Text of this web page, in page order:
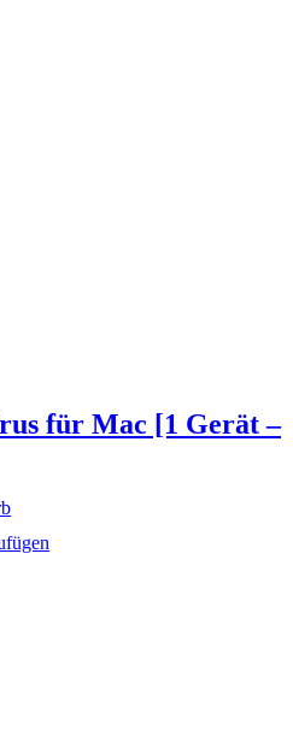
für Mac [1 Gerät –